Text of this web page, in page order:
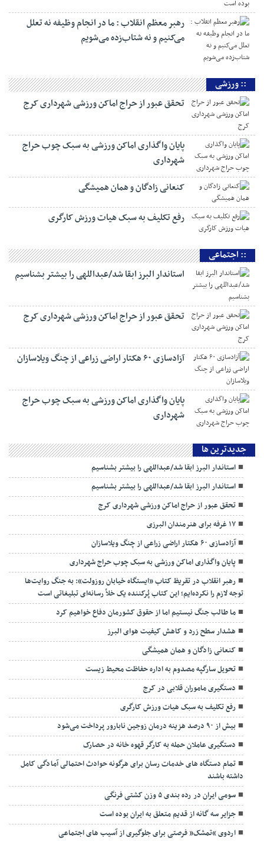
جزایر سه گانه از قدیم متعلق به ایران بوده است
رهبر معظم انقلاب : ما در انجام وظیفه نه تعلل
می‌کنیم و نه شتاب‌زده می‌شویم
:: ورزشی
تحقق عبور از حراج اماکن ورزشی شهرداری کرج
پایان واگذاری اماکن ورزشی به سبک چوب حراج
شهرداری
کنعانی زادگان و همان همیشگی
:: اجتماعی
استاندار البرز ابقا شد/عبداللهی را بیشتر بشناسیم
آزادسازی ۶۰ هکتار اراضی زراعی از چنگ ویلاسازان
پایان واگذاری اماکن ورزشی به سبک چوب حراج
شهرداری
جديدترين ها
استاندار البرز ابقا شد/عبداللهی را بیشتر بشناسیم
استاندار البرز ابقا شد/عبداللهی را بیشتر بشناسیم
تحقق عبور از حراج اماکن ورزشی شهرداری کرج
۱۷ غرفه برای هنرمندان البرزی
آزادسازی ۶۰ هکتار اراضی زراعی از چنگ ویلاسازان
پایان واگذاری اماکن ورزشی به سبک چوب حراج شهرداری
رهبر انقلاب در تقریظ کتاب «ایستگاه خیابان روزولت»: به جنگ روایت‌ها
توجه لازم را نکرده‌ایم؛ این کتاب پُرکننده‌ یک خلأ رسانه‌ای تبلیغاتی است
ما طالب جنگ نیستیم اما از حقوق کشورمان دفاع خواهیم کرد
هشدار سطح زرد و کاهش کیفیت هوای البرز
کنعانی زادگان و همان همیشگی
تحویل سارگپه مصدوم به اداره حفاظت محیط زیست
دستگیری ماموران قلابی در کرج
رفع تکلیف به سبک هیات ورزش کارگری